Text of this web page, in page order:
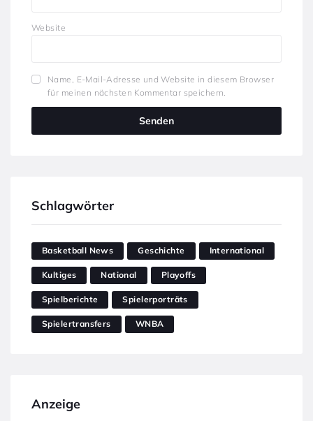
Website
Name, E-Mail-Adresse und Website in diesem Browser
für meinen nächsten Kommentar speichern.
Schlagwörter
Basketball News Geschichte International
Kultiges National Playoffs
Spielberichte Spielerporträts
Spielertransfers WNBA
Anzeige